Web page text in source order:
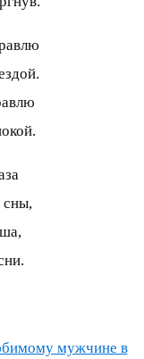
сны,
мужчине в